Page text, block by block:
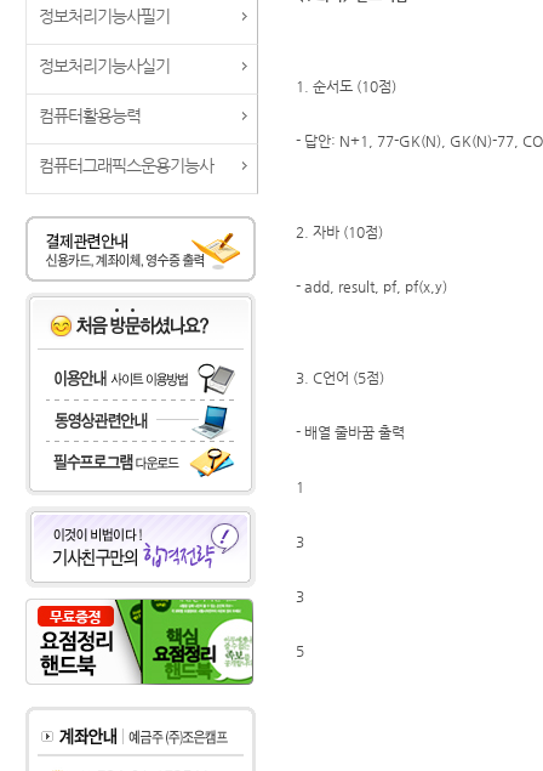
정보처리기능사필기
정보처리기능사실기
컴퓨터활용능력
컴퓨터그래픽스운용기능사
1. 순서도 (10점)
- 답안: N+1, 77-GK(N), GK(N)-77,
2. 자바 (10점)
- add, result, pf, pf(x,y)
3. C언어 (5점)
- 배열 줄바꿈 출력
1
3
3
5